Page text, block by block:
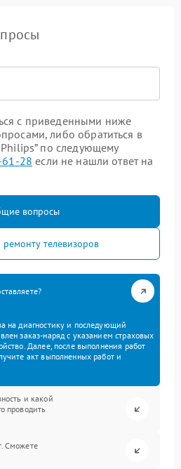
с приведенными ниже
либо обратиться в
по следующему
61-28 если не нашли ответ на
вопросы
телевизоров
на диагностику и последующий
заказ-наряд с указанием страховых
Далее, после выполнения работ
акт выполненных работ и
и какой
проводить
Сможете